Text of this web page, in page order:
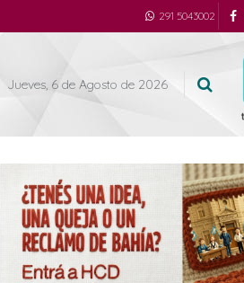
291 5043002
Jueves, 6 de Agosto de 2026